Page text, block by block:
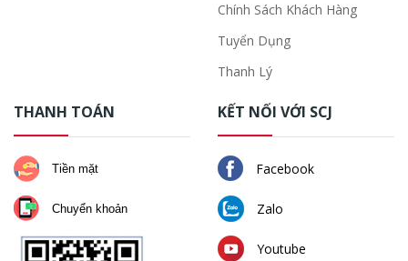
Chính Sách Khách Hàng
Tuyển Dụng
Thanh Lý
THANH TOÁN
Tiền mặt
Chuyển khoản
KẾT NỐI VỚI SCJ
Facebook
Zalo
Youtube